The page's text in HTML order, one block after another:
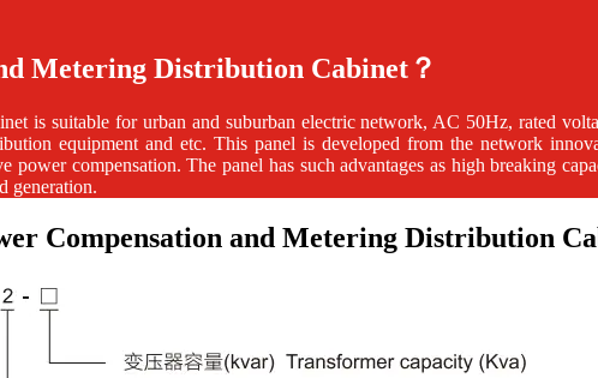
Metering Distribution Cabinet？
is suitable for urban and suburban electric network, AC 50Hz, rated
equipment and etc. This panel is developed from the network
compensation. The panel has such advantages as high breaking
generation.
Compensation and Metering Distribution